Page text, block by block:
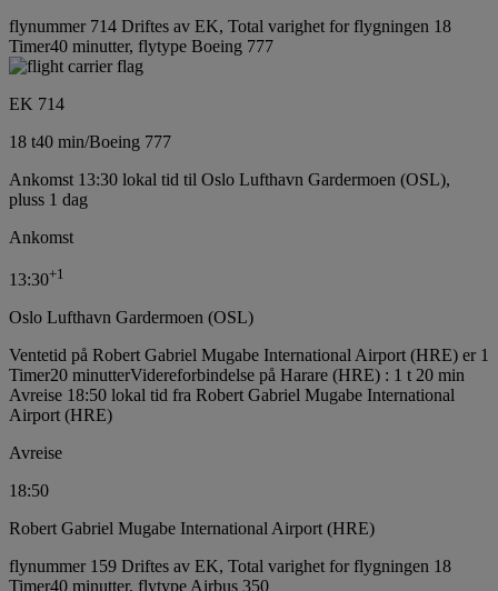
flynummer 714 Driftes av EK, Total varighet for flygningen 18
Timer40 minutter, flytype Boeing 777
EK 714
18 t40 min/Boeing 777
Ankomst 13:30 lokal tid til Oslo Lufthavn Gardermoen (OSL),
pluss 1 dag
Ankomst
13:30+1
Oslo Lufthavn Gardermoen (OSL)
Ventetid på Robert Gabriel Mugabe International Airport (HRE) er 1
Timer20 minutterVidereforbindelse på Harare (HRE) : 1 t 20 min
Avreise 18:50 lokal tid fra Robert Gabriel Mugabe International
Airport (HRE)
Avreise
18:50
Robert Gabriel Mugabe International Airport (HRE)
flynummer 159 Driftes av EK, Total varighet for flygningen 18
Timer40 minutter, flytype Airbus 350